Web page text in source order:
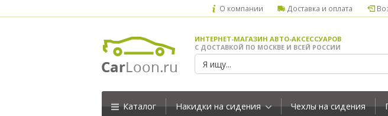
О компании Доставка и оплата
ИНТЕРНЕТ-МАГАЗИН АВТО-АКСЕССУАРОВ
С ДОСТАВКОЙ ПО МОСКВЕ И ВСЕЙ РОССИИ
Каталог Накидки на сидения Чехлы на сидения